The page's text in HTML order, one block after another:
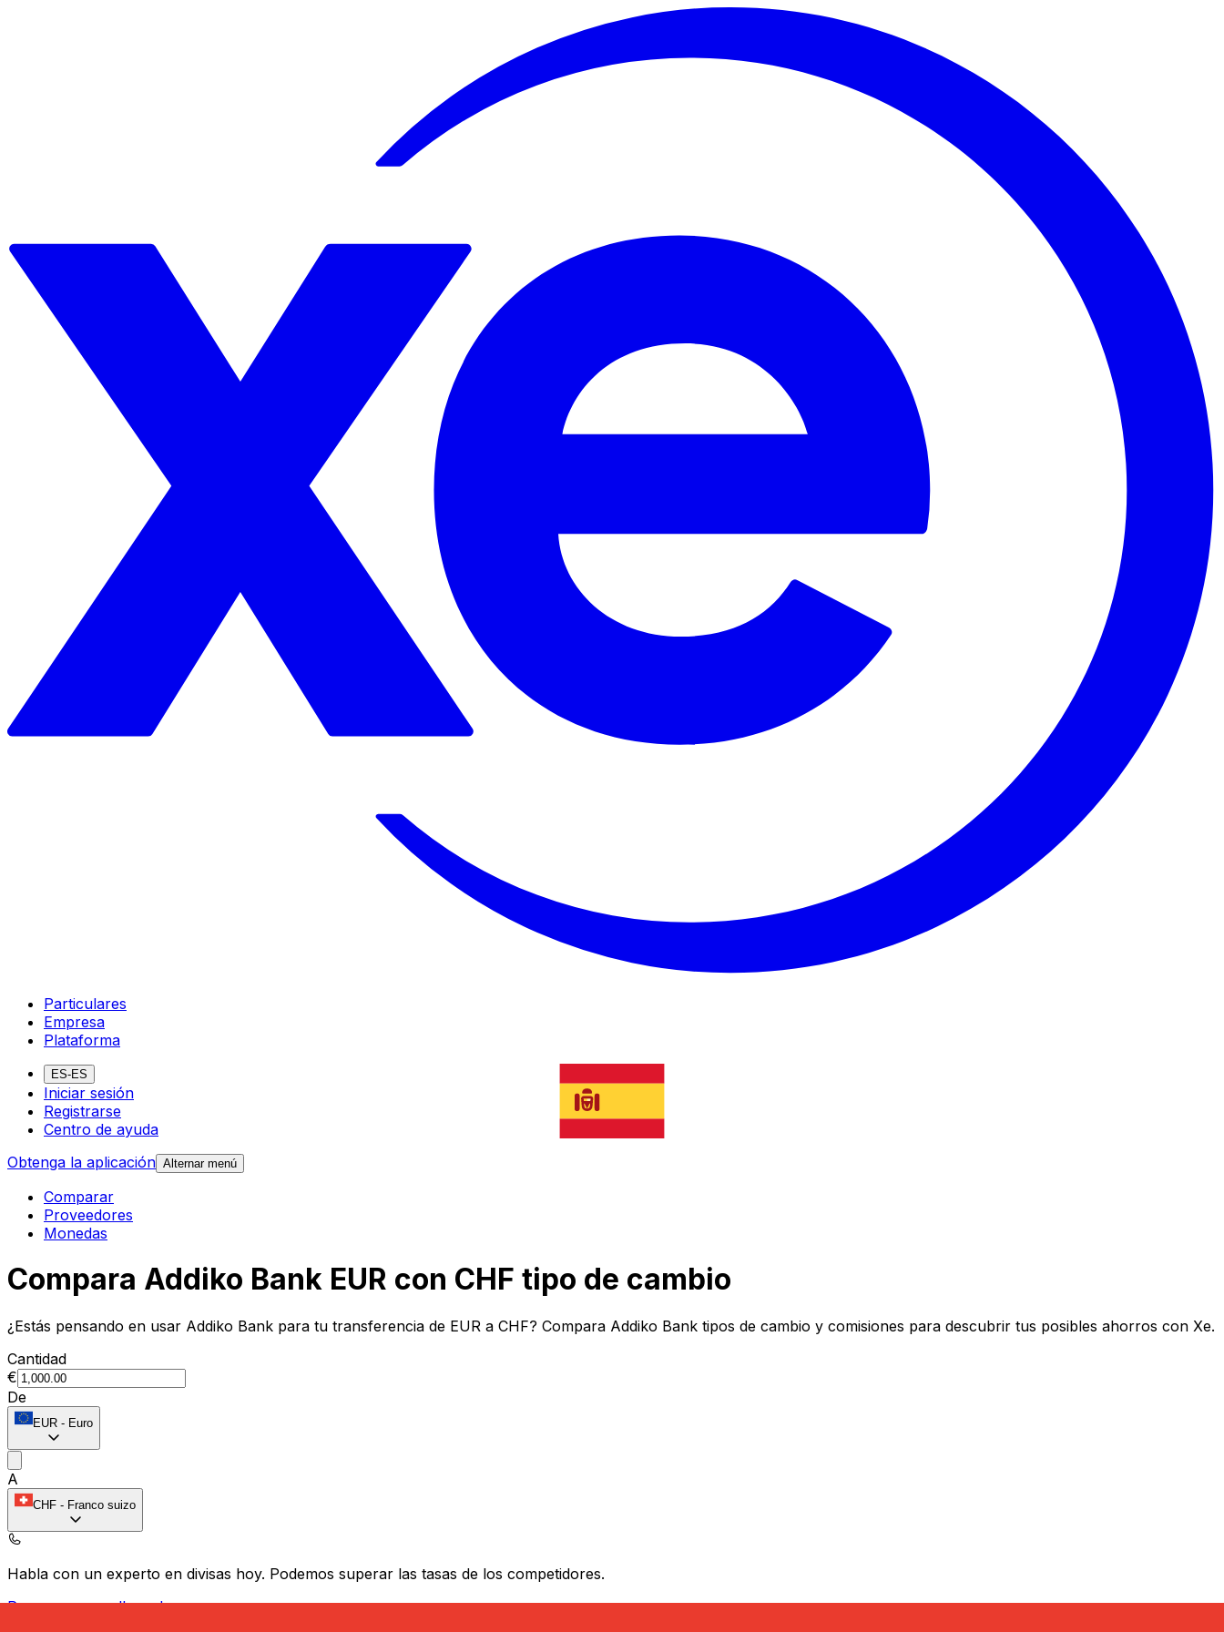
Particulares
Empresa
Plataforma
ES-ES
Iniciar sesión
Registrarse
Centro de ayuda
Obtenga la aplicación Alternar menú
Comparar
Proveedores
Monedas
Compara Addiko Bank EUR con CHF tipo de cambio
¿Estás pensando en usar Addiko Bank para tu transferencia de EUR a CHF? Compara Addiko Bank tipos de cambio y comisiones para descubrir tus posibles ahorros con Xe.
Cantidad
€
De
EUR - Euro
A
CHF - Franco suizo
Habla con un experto en divisas hoy. Podemos superar las tasas de los competidores.
Programar una llamada